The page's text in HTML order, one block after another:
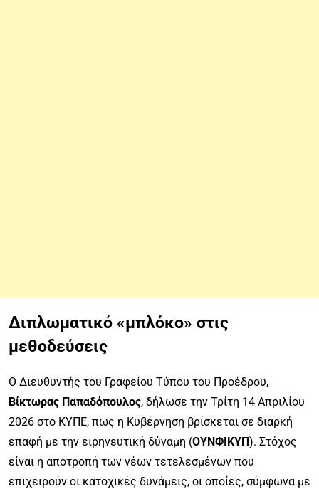
Διπλωματικό «μπλόκο» στις
μεθοδεύσεις
Ο Διευθυντής του Γραφείου Τύπου του Προέδρου,
Βίκτωρας Παπαδόπουλος, δήλωσε την Τρίτη 14 Απριλίου
2026 στο ΚΥΠΕ, πως η Κυβέρνηση βρίσκεται σε διαρκή
επαφή με την ειρηνευτική δύναμη (ΟΥΝΦΙΚΥΠ). Στόχος
είναι η αποτροπή των νέων τετελεσμένων που
επιχειρούν οι κατοχικές δυνάμεις, οι οποίες, σύμφωνα με